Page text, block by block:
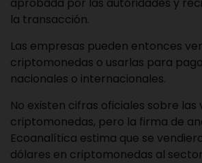
la transacción.
Las empresas pueden entonces
criptomonedas o usarlas para
nacionales o internacionales.
No existen cifras oficiales sobre las
criptomonedas, pero la firma de
Ecoanalítica estima que se
dólares en criptomonedas al